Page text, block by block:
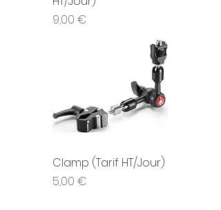
Prix
9,00 €
Clamp (Tarif HT/Jour)
Prix
5,00 €